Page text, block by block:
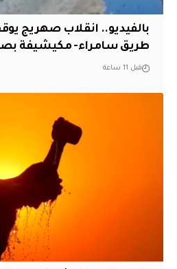
بالفيديو.. انقلاب صهريج
طريق سامراء- مكيشيفة
قبل 11 ساعة